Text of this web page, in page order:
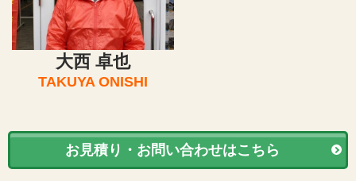
大西 卓也
TAKUYA ONISHI
お見積り・お問い合わせはこちら